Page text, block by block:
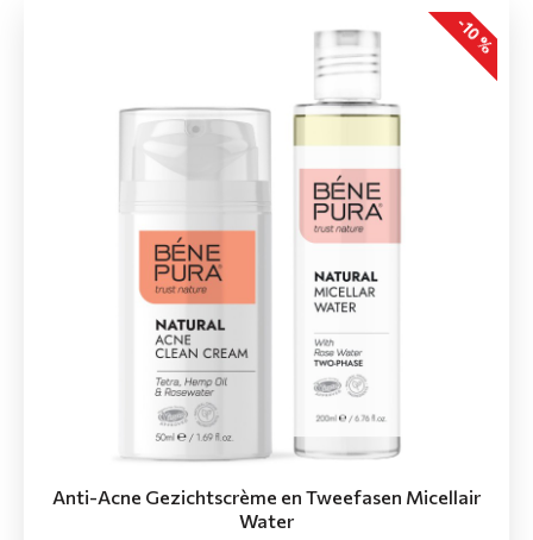
-10 %
Anti-Acne Gezichtscrème en Tweefasen Micellair
Water